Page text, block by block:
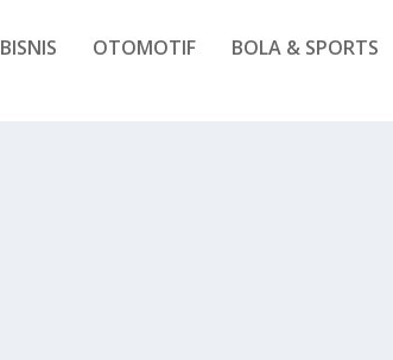
BISNIS OTOMOTIF BOLA & SPORTS